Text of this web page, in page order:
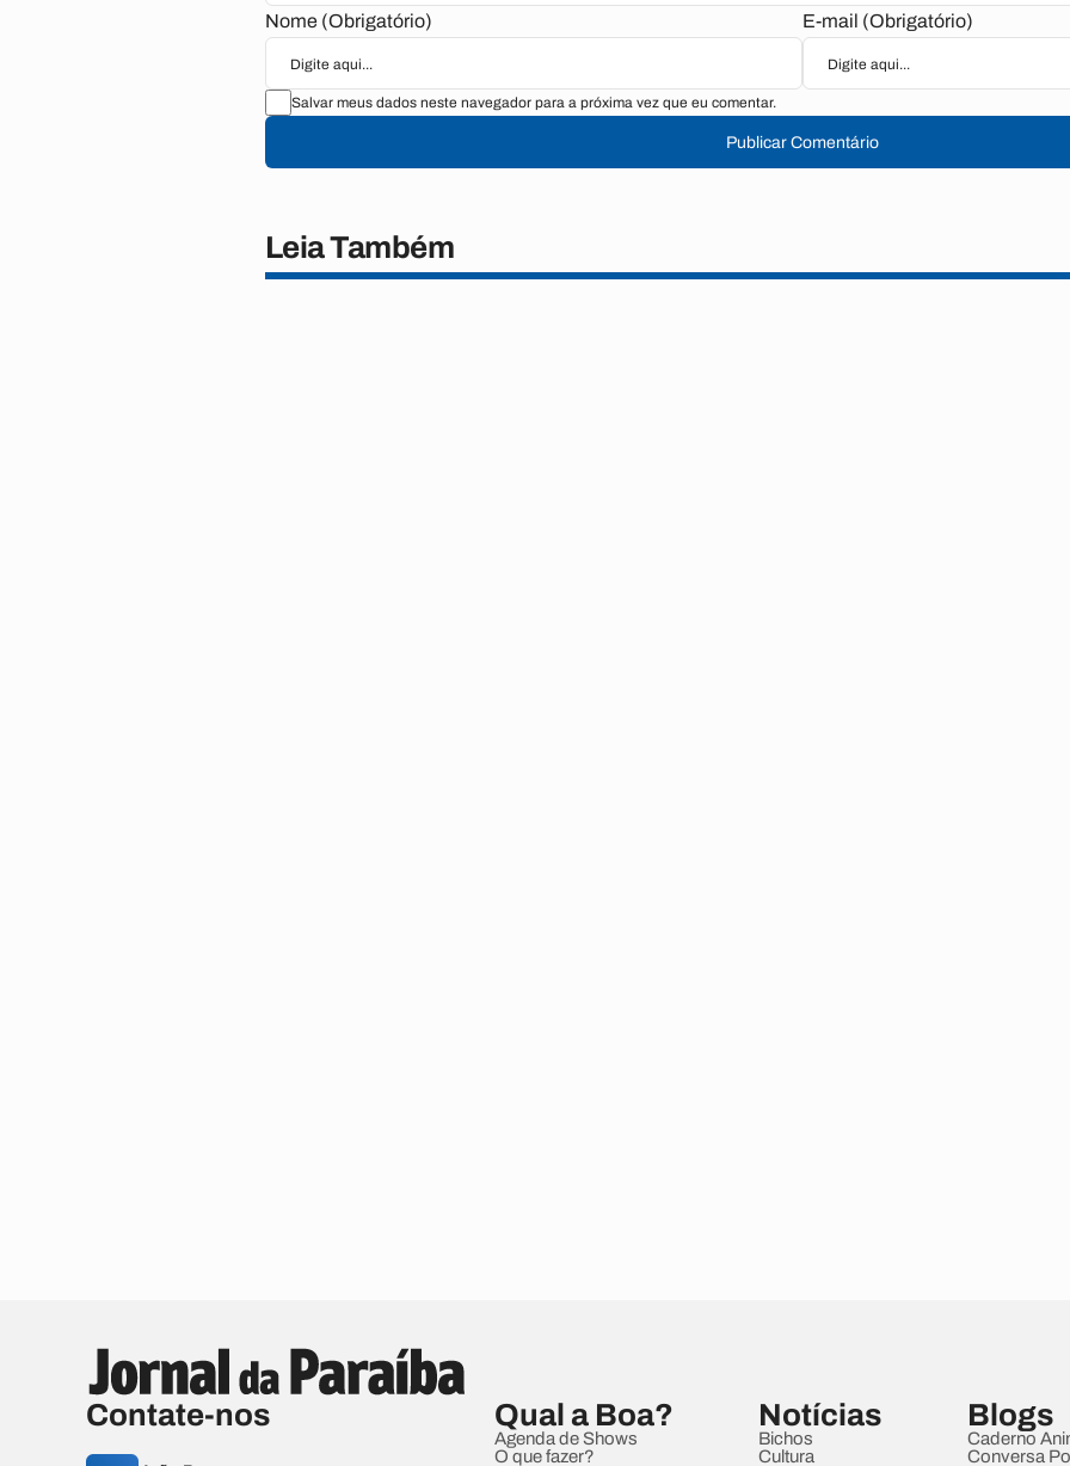
Nome (Obrigatório) E-mail (Obrigatório)
Salvar meus dados neste navegador para a próxima vez que eu comentar.
Publicar Comentário
Leia Também
Contate-nos Qual a Boa?
Agenda de Shows
O que fazer?
Notícias
Bichos
Cultura
Blogs
Caderno
Conversa